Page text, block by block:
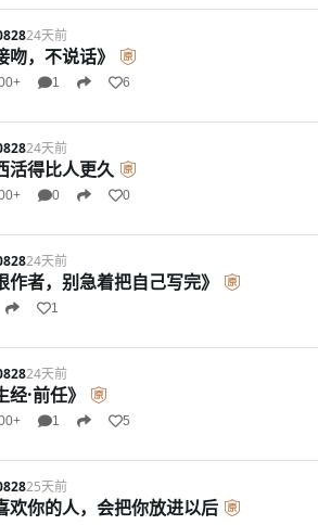
24天前
吻，不说话》
1 6
24天前
活得比人更久
0 0
24天前
作者，别急着把自己写完》
1
24天前
经·前任》
1 5
25天前
欢你的人，会把你放进以后